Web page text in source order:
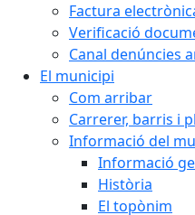
Factura
Verificació
Canal denúncies
El municipi
Com arribar
Carrerer, barris i
Informació del
Informació
Història
El topònim